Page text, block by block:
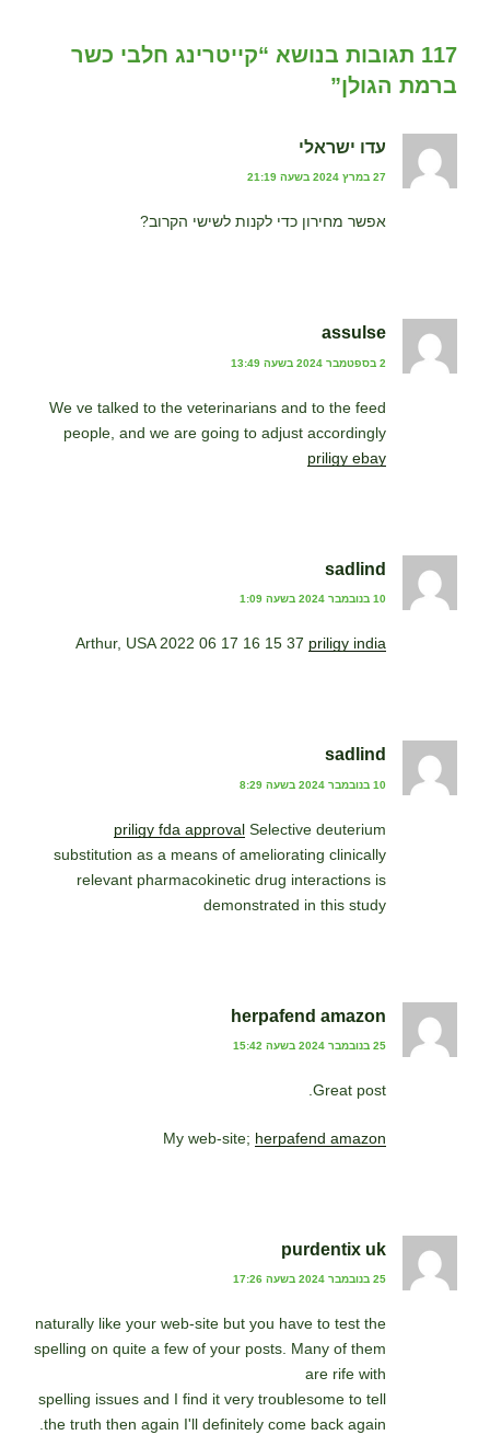
117 תגובות בנושא “קייטרינג חלבי כשר
ברמת הגולן”
עדו ישראלי
27 במרץ 2024 בשעה 21:19
אפשר מחירון כדי לקנות לשישי הקרוב?
assulse
2 בספטמבר 2024 בשעה 13:49
We ve talked to the veterinarians and to the feed
people, and we are going to adjust accordingly
priligy ebay
sadlind
10 בנובמבר 2024 בשעה 1:09
Arthur, USA 2022 06 17 16 15 37 priligy india
sadlind
10 בנובמבר 2024 בשעה 8:29
priligy fda approval Selective deuterium
substitution as a means of ameliorating clinically
relevant pharmacokinetic drug interactions is
demonstrated in this study
herpafend amazon
25 בנובמבר 2024 בשעה 15:42
Great post.
My web-site; herpafend amazon
purdentix uk
25 בנובמבר 2024 בשעה 17:26
naturally like your web-site but you have to test the
spelling on quite a few of your posts. Many of them
are rife with
spelling issues and I find it very troublesome to tell
the truth then again I'll definitely come back again.